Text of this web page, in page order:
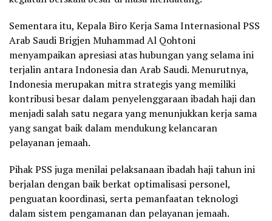
Sementara itu, Kepala Biro Kerja Sama Internasional PSS
Arab Saudi Brigjen Muhammad Al Qohtoni
menyampaikan apresiasi atas hubungan yang selama ini
terjalin antara Indonesia dan Arab Saudi. Menurutnya,
Indonesia merupakan mitra strategis yang memiliki
kontribusi besar dalam penyelenggaraan ibadah haji dan
menjadi salah satu negara yang menunjukkan kerja sama
yang sangat baik dalam mendukung kelancaran
pelayanan jemaah.
Pihak PSS juga menilai pelaksanaan ibadah haji tahun ini
berjalan dengan baik berkat optimalisasi personel,
penguatan koordinasi, serta pemanfaatan teknologi
dalam sistem pengamanan dan pelayanan jemaah.